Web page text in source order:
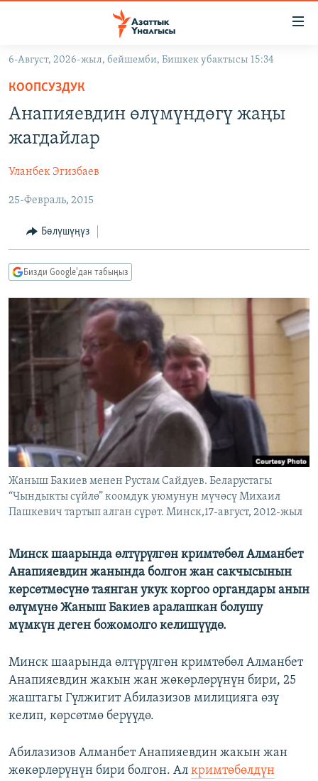
Навигацияга
өтүңүз
Издөөгө
салыңыз
ЭКОНОМИКА
МАДАНИЯТ
БОРБОР АЗИЯ
АТАЙЫН ИЛИКТӨӨ
ТВ ПРОГРАММАЛАР
БҮГҮН АЗАТТЫКТА
БИЗ ЖАНА ДҮЙНӨ
ДАНИСТЕ
ЭЖЕ-СИҢДИЛЕР
АЗАТТЫК+
ЫҢГАЙСЫЗ СУРООЛОР
ПОДКАСТ
ӨЗГӨЧӨ ПИКИР
ОНЛАЙН ШЕРИНЕ
ЭЕ/АРнун бардык сайттары
6-Август, 2026-жыл, бейшемби, Бишкек убактысы 15:34
КООПСУЗДУК
Анапияевдин өлүмүндөгү жаңы
жагдайлар
Уланбек Эгизбаев
25-Февраль, 2015
Бөлүшүңүз
Бизди Google'дан табыңыз
Жаныш Бакиев менен Рустам Сайдуев. Беларустагы
“Чындыкты сүйлө” коомдук уюмунун мүчөсү Михаил
Пашкевич тартып алган сүрөт. Минск,17-август, 2012-жыл
Минск шаарында өлтүрүлгөн кримтөбөл Алманбет
Анапияевдин жанында болгон жан сакчысынын
көрсөтмөсүнө таянган укук коргоо органдары анын
өлүмүнө Жаныш Бакиев аралашкан болушу
мүмкүн деген божомолго келишүүдө.
Минск шаарында өлтүрүлгөн кримтөбөл Алманбет
Анапияевдин жакын жан жөкөрлөрүнүн бири, 25
жаштагы Гүлжигит Абилазизов милицияга өзү
келип, көрсөтмө берүүдө.
Абилазизов Алманбет Анапияевдин жакын жан
жөкөрлөрүнүн бири болгон. Ал кримтөбөлдүн